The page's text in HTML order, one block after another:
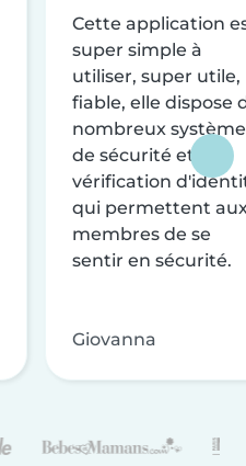
Cette application
super simple à
utiliser, super utile,
fiable, elle dispose
nombreux
de sécurité et de
vérification
qui permettent
membres de se
sentir en sécurité.
Giovanna